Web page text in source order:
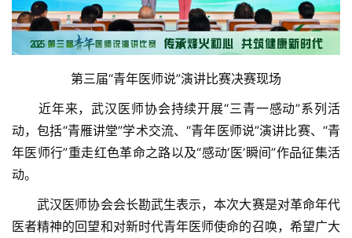
党
建
工
第三届“青年医师说”演讲比赛决赛现场
近年来，武汉医师协会持续开展“三青一感动”系列活
动，包括“青雁讲堂”学术交流、“青年医师说”演讲比赛、“青
年医师行”重走红色革命之路以及“感动‘医’瞬间”作品征集活
动。
武汉医师协会会长勘武生表示，本次大赛是对革命年代
医者精神的回望和对新时代青年医师使命的召唤，希望广大